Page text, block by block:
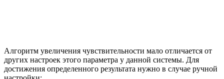
Алгоритм увеличения чувствительности мало отличается от
других настроек этого параметра у данной системы. Для
достижения определенного результата нужно в случае ручной